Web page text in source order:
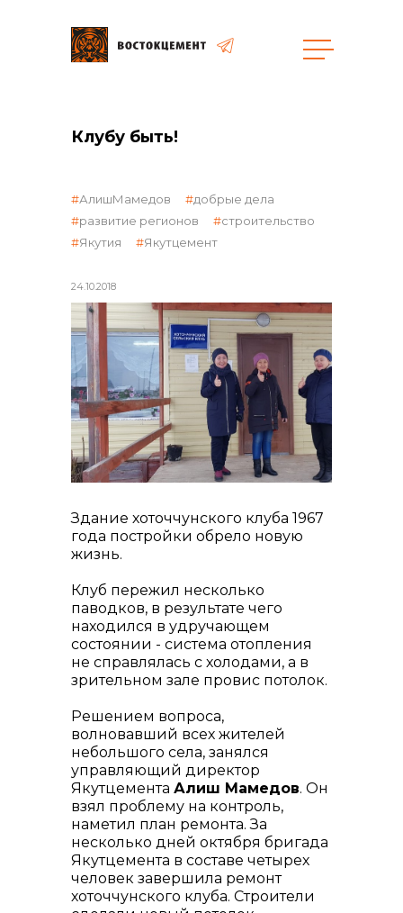
Закупки
реализация неликвидов
контакты отдела закупок
Контакты
+7 (423) 234 50 50
info@vostokcement.ru
Клубу быть!
24.10.2018
АлишМамедов
добрые дела
развитие регионов
строительство
Якутия
Якутцемент
Здание хоточчунского клуба 1967
года постройки обрело новую
жизнь.
Клуб пережил несколько
паводков, в результате чего
находился в удручающем
состоянии - система отопления
не справлялась с холодами, а в
зрительном зале провис потолок.
Решением вопроса,
волновавший всех жителей
небольшого села, занялся
управляющий директор
Якутцемента Алиш Мамедов. Он
взял проблему на контроль,
наметил план ремонта. За
несколько дней октября бригада
Якутцемента в составе четырех
человек завершила ремонт
хоточчунского клуба. Строители